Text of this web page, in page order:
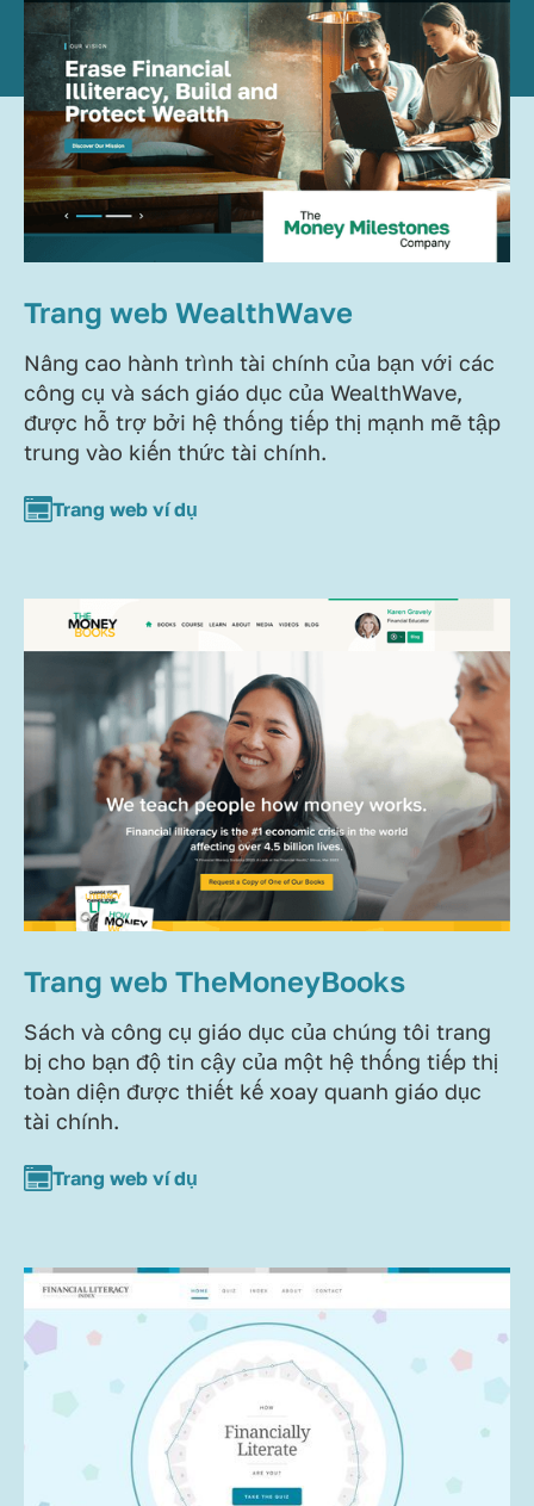
Trang web WealthWave
Nâng cao hành trình tài chính của bạn với các
công cụ và sách giáo dục của WealthWave,
được hỗ trợ bởi hệ thống tiếp thị mạnh mẽ tập
trung vào kiến thức tài chính.
Trang web ví dụ
Trang web TheMoneyBooks
Sách và công cụ giáo dục của chúng tôi trang
bị cho bạn độ tin cậy của một hệ thống tiếp thị
toàn diện được thiết kế xoay quanh giáo dục
tài chính.
Trang web ví dụ